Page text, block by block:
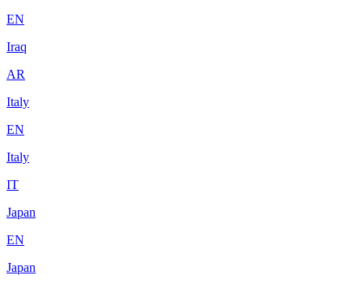
EN
Iraq
AR
Italy
EN
Italy
IT
Japan
EN
Japan